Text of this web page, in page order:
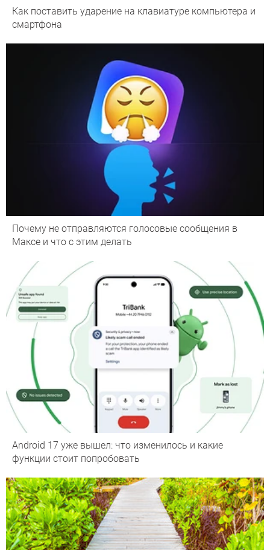
Как поставить ударение на клавиатуре компьютера и
смартфона
Почему не отправляются голосовые сообщения в
Максе и что с этим делать
Android 17 уже вышел: что изменилось и какие
функции стоит попробовать